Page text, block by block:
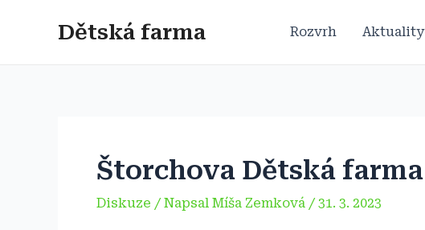
Dětská farma Rozvrh Aktuality
Štorchova Dětská farma
Diskuze / Napsal Míša Zemková /31. 3. 2023